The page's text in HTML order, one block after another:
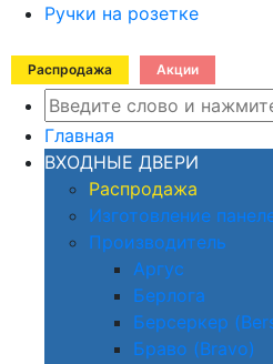
Ручки на розетке
Распродажа Акции
Главная
ВХОДНЫЕ ДВЕРИ
Распродажа
Изготовление
Производитель
Аргус
Берлога
Берсеркер
Браво (Bravo)